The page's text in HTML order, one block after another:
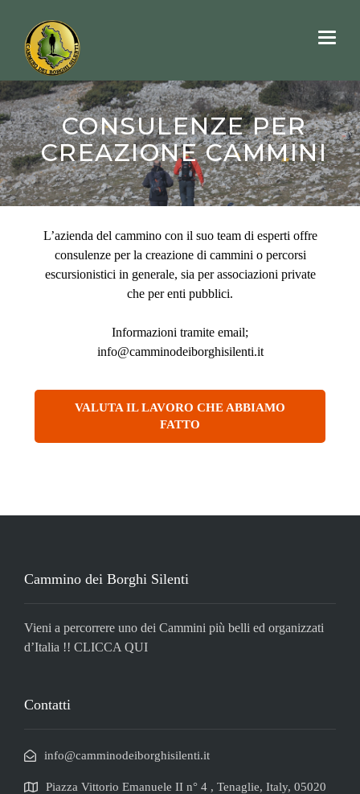
CONSULENZE PER
CREAZIONE CAMMINI
L’azienda del cammino con il suo team di esperti offre
consulenze per la creazione di cammini o percorsi
escursionistici in generale, sia per associazioni private
che per enti pubblici.
Informazioni tramite email;
info@camminodeiborghisilenti.it
VALUTA IL LAVORO CHE ABBIAMO
FATTO
Cammino dei Borghi Silenti
Vieni a percorrere uno dei Cammini più belli ed organizzati
d’Italia !! CLICCA QUI
Contatti
info@camminodeiborghisilenti.it
Piazza Vittorio Emanuele II n° 4 , Tenaglie, Italy, 05020